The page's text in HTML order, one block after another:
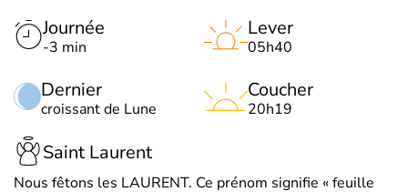
Journée
-3 min
Dernier
croissant de Lune
Lever
05h40
Coucher
20h19
Saint Laurent
Nous fêtons les LAURENT. Ce prénom signifie « feuille